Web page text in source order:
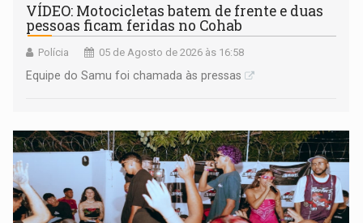
VÍDEO: Motocicletas batem de frente e duas
pessoas ficam feridas no Cohab
Polícia 05 de Agosto de 2026 às 16:58
Equipe do Samu foi chamada às pressas